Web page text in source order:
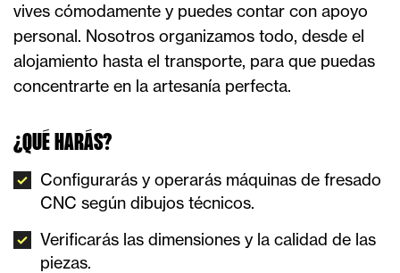
vives cómodamente y puedes contar con apoyo
personal. Nosotros organizamos todo, desde el
alojamiento hasta el transporte, para que puedas
concentrarte en la artesanía perfecta.
¿QUÉ HARÁS?
Configurarás y operarás máquinas de fresado
CNC según dibujos técnicos.
Verificarás las dimensiones y la calidad de las
piezas.